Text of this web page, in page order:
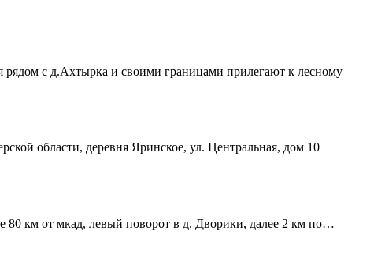
рядом с д.Ахтырка и своими границами прилегают к лесному
области, деревня Яринское, ул. Центральная, дом 10
80 км от мкад, левый поворот в д. Дворики, далее 2 км по…